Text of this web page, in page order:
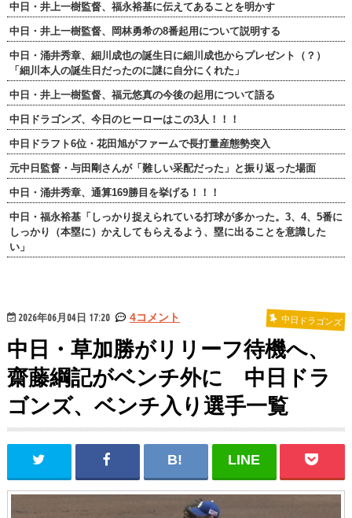
中日・井上一樹監督、福永裕基に伝えてあることを明かす
中日・井上一樹監督、岡林勇希の8番起用について説明する
中日・涌井秀章、細川成也の誕生日に細川成也からプレゼント（？）
「細川本人の誕生日だったのに謎に自分にくれた」
中日・井上一樹監督、福元悠真の今後の起用について語る
中日ドラゴンズ、今日のヒーローはこの3人！！！
中日ドラフト6位・花田旭がファームで長打量産態勢突入
元中日監督・与田剛さんが「難しい采配だった」と振り返った場面
中日・涌井秀章、通算169勝目を挙げる！！！
中日・福永裕基「しっかり捉えられている打球が多かった。3、4、5番に
しっかり（本塁に）かえしてもらえるよう、塁に出ることを意識した
い」
2026年06月04日 17:20 4コメント 中日ドラゴンズ
中日・草加勝がリリーフ待機へ、
齋藤綱記がベンチ外に 中日ドラ
ゴンズ、ベンチ入り選手一覧